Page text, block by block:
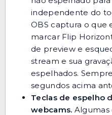
independente do
OBS captura o que
marcar Flip
de preview e
stream e sua
espelhados.
segundos acima
Teclas de espelho
webcams. Algumas